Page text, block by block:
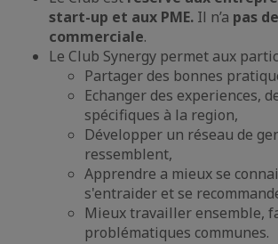
start-up et aux PME. Il n’a pas
commerciale.
Le Club Synergy permet aux
Partager des bonnes
Echanger des experiences,
spécifiques à la region,
Développer un réseau de
ressemblent,
Apprendre a mieux se
s'entraider et se
Mieux travailler ensemble,
problématiques communes.